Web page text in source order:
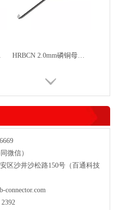
2 HRBCN 2.0mm磷铜母端T20032PS-2
双排M20036R弯针 M20036直针
微信）
区沙井沙松路150号（百通科技
connector.com